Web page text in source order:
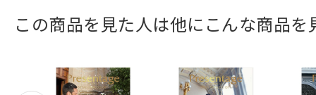
この商品を見た人は他にこんな商品を